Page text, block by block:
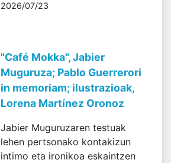
2026/07/23
"Café Mokka", Jabier
Muguruza; Pablo Guerrerori
in memoriam; ilustrazioak,
Lorena Martínez Oronoz
Jabier Muguruzaren testuak
lehen pertsonako kontakizun
intimo eta ironikoa eskaintzen